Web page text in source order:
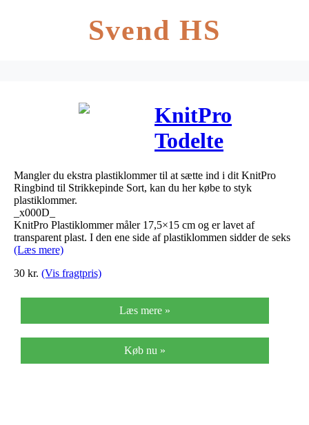
Svend HS
KnitPro
Todelte
Plastiklommer
til Ringbind –
2 stk
Mangler du ekstra plastiklommer til at sætte ind i dit KnitPro
Ringbind til Strikkepinde Sort, kan du her købe to styk
plastiklommer.
_x000D_
KnitPro Plastiklommer måler 17,5×15 cm og er lavet af
transparent plast. I den ene side af plastiklommen sidder de seks
(Læs mere)
30 kr. (Vis fragtpris)
Læs mere »
Køb nu »